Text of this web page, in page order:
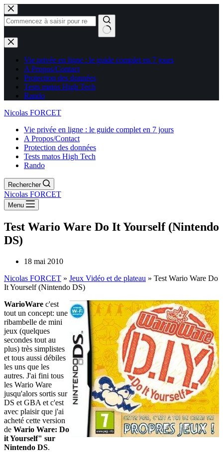
Aucun
résultat
Vie privée en ligne : le guide complet en 7 jours
A Propos/Contact
Protection des données
Tests matos High Tech
Rando
Nicolas FORCET
Vie privée en ligne : le guide complet en 7 jours
A Propos/Contact
Protection des données
Tests matos High Tech
Rando
Rechercher
Nicolas FORCET
Menu
Test Wario Ware Do It Yourself (Nintendo
DS)
18 mai 2010
Nicolas FORCET » Jeux Vidéo et de plateau » Test Wario Ware Do
It Yourself (Nintendo DS)
WarioWare c'est
tout un concept: une
ribambelle de mini
jeux (quelques
secondes tout au
plus) très simplistes
et tous aussi débiles
les uns que les
autres. J'ai fini tous
les Wario Ware
jusqu'alors sortis sur
DS et GBA et c'est
avec plaisir que j'ai
acheté cette version
de Wario Ware: Do
it Yourself" sur
Nintendo DS.